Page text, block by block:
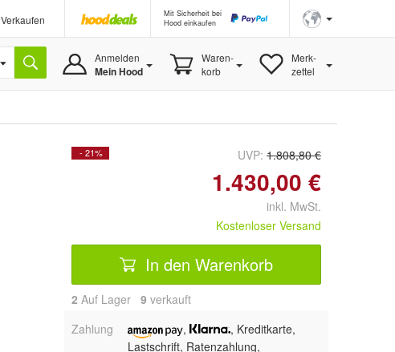
Verkaufen
Mit Sicherheit bei
Hood einkaufen
Anmelden
Mein Hood
Waren-
korb
Merk-
zettel
- 21% UVP: 1.808,80 €
1.430,00 €
inkl. MwSt.
Kostenloser Versand
In den Warenkorb
2 Auf Lager 9 verkauft
Zahlung
,
, Kreditkarte,
Lastschrift, Ratenzahlung,